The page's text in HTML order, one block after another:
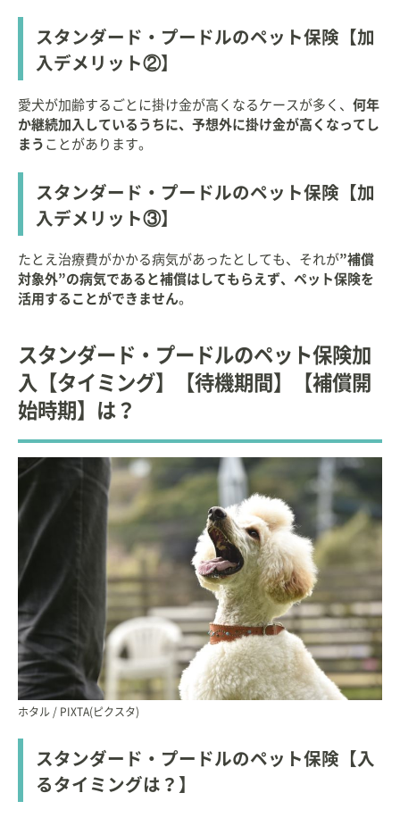
スタンダード・プードルのペット保険【加
入デメリット②】
愛犬が加齢するごとに掛け金が高くなるケースが多く、 何年
か継続加入しているうちに、予想外に掛け金が高くなってし
まう ことがあります。
スタンダード・プードルのペット保険【加
入デメリット③】
たとえ治療費がかかる病気があったとしても、それが”補償
対象外”の病気であると補償はしてもらえず、ペット保険を
活用することができません。
スタンダード・プードルのペット保険加
入【タイミング】【待機期間】【補償開
始時期】は？
ホタル / PIXTA(ピクスタ)
スタンダード・プードルのペット保険【入
るタイミングは？】